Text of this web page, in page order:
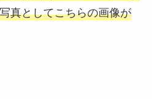
真としてこちらの画像が